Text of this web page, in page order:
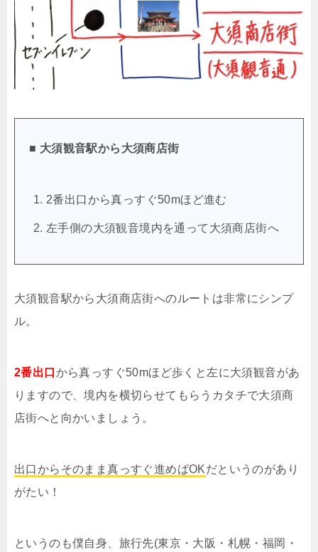
■ 大須観音駅から大須商店街
2番出口から真っすぐ50mほど進む
左手側の大須観音境内を通って大須商店街へ
大須観音駅から大須商店街へのルートは非常にシンプ
ル。
2番出口 から真っすぐ50mほど歩くと左に大須観音があ
りますので、境内を横切らせてもらうカタチで大須商
店街へと向かいましょう。
出口からそのまま真っすぐ進めばOKだというのがあり
がたい！
というのも僕自身、旅行先(東京・大阪・札幌・福岡・